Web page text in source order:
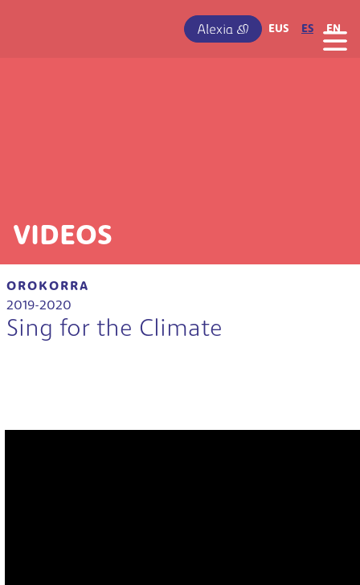
EUS ES EN
IRUDIA
VIDEOS
OROKORRA
2019-2020
Sing for the Climate